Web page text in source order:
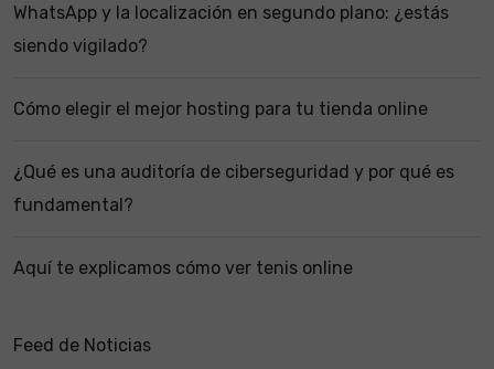
WhatsApp y la localización en segundo plano: ¿estás
siendo vigilado?
Cómo elegir el mejor hosting para tu tienda online
¿Qué es una auditoría de ciberseguridad y por qué es
fundamental?
Aquí te explicamos cómo ver tenis online
Feed de Noticias